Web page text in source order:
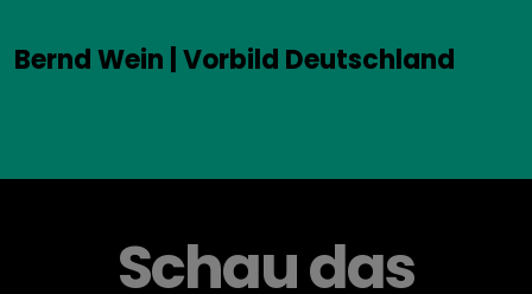
Bernd Wein | Vorbild Deutschland
Schau das